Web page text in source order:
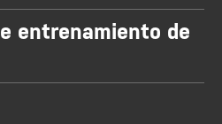
entrenamiento de